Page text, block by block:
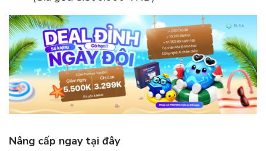
Nâng cấp ngay tại đây